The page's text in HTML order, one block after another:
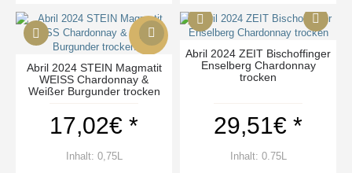
Neu
Abril 2024 STEIN Magmatit
WEISS Chardonnay &
Weißer Burgunder trocken
17,02€ *
Inhalt: 0,75L
Abril 2024 ZEIT Bischoffinger
Enselberg Chardonnay
trocken
29,51€ *
Inhalt: 0.75L